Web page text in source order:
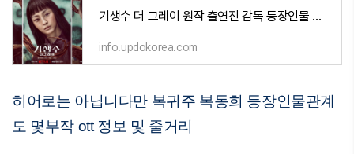
기생수 더 그레이 원작 출연진 감독 등장인물 몇부작 및 줄거리
info.updokorea.com
히어로는 아닙니다만 복귀주 복동희 등장인물관계
도 몇부작 ott 정보 및 줄거리